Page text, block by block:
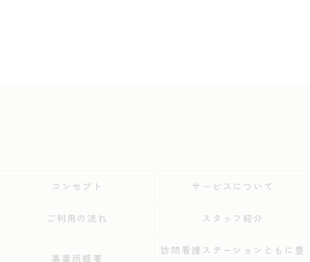
コンセプト サービスについて
ご利用の流れ スタッフ紹介
事業所概要
訪問看護ステーションともに豊